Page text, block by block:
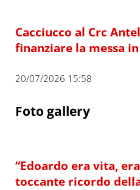
Cacciucco al Crc
finanziare la messa
20/07/2026 15:58
Foto gallery
“Edoardo era vita,
toccante ricordo